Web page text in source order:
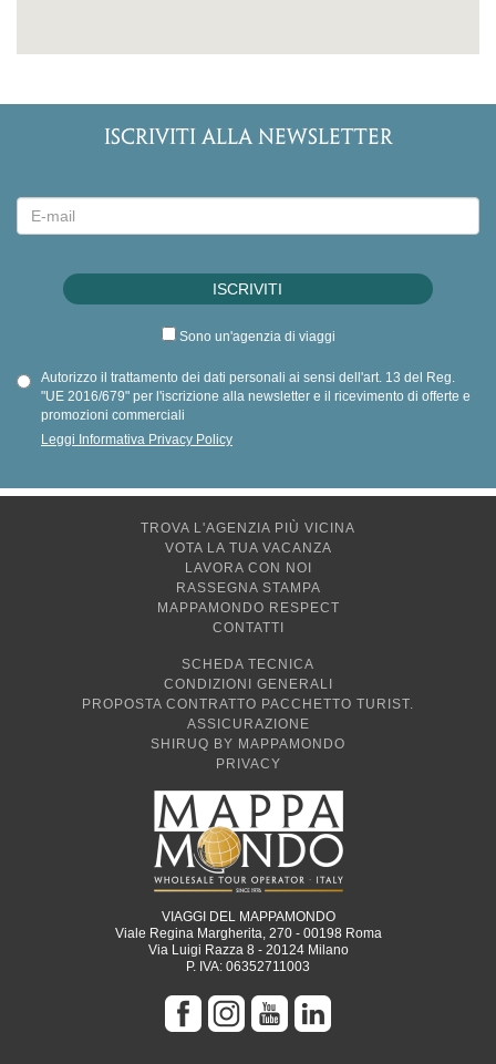
ISCRIVITI ALLA NEWSLETTER
Sono un'agenzia di viaggi
Autorizzo il trattamento dei dati personali ai sensi dell'art. 13 del Reg.
"UE 2016/679" per l'iscrizione alla newsletter e il ricevimento di offerte e
promozioni commerciali
Leggi Informativa Privacy Policy
TROVA L'AGENZIA PIÙ VICINA
VOTA LA TUA VACANZA
LAVORA CON NOI
RASSEGNA STAMPA
MAPPAMONDO RESPECT
CONTATTI
SCHEDA TECNICA
CONDIZIONI GENERALI
PROPOSTA CONTRATTO PACCHETTO TURIST.
ASSICURAZIONE
SHIRUQ BY MAPPAMONDO
PRIVACY
VIAGGI DEL MAPPAMONDO
Viale Regina Margherita, 270 - 00198 Roma
Via Luigi Razza 8 - 20124 Milano
P. IVA: 06352711003